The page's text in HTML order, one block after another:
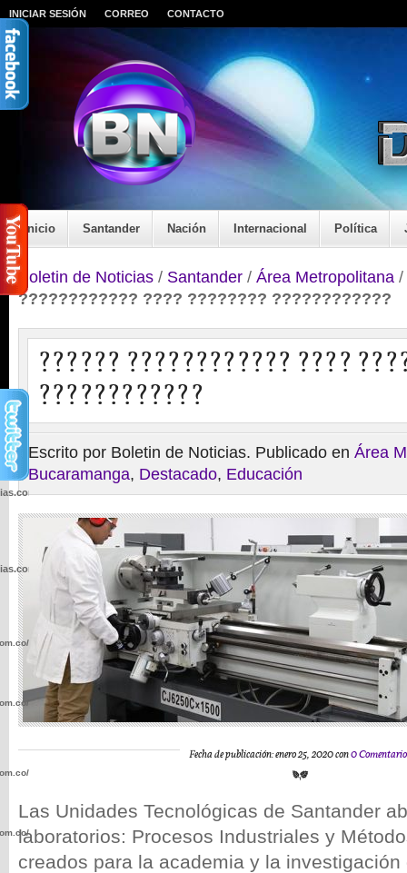
INICIAR SESIÓN CORREO CONTACTO
Inicio Santander Nación Internacional Política
Boletin de Noticias / Santander / Área Metropolitana /
???????????? ???? ???????? ????????????
?????? ???????????? ????
????????????
Escrito por Boletin de Noticias. Publicado en Área
Bucaramanga, Destacado, Educación
Fecha de publicación: enero 25, 2020 con0
Las Unidades Tecnológicas de Santander
laboratorios: Procesos Industriales y
creados para la academia y la
wp-
wp-
wp-
wp-
wp-
wp-